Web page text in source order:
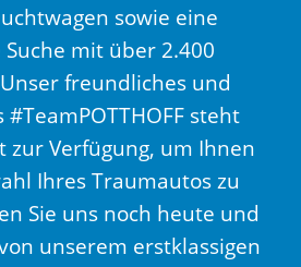
sowie eine
mit über 2.400
freundliches und
steht
zur Verfügung, um Ihnen
Ihres Traumautos zu
Sie uns noch heute und
unserem erstklassigen